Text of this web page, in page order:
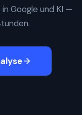
Google und KI —